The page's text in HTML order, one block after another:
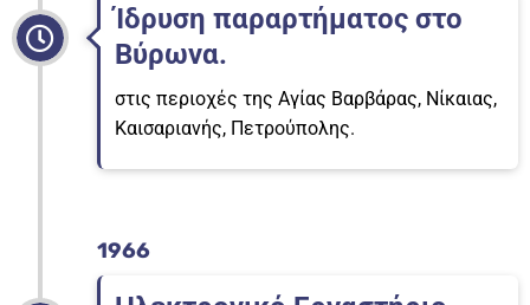
Ίδρυση παραρτήματος στο
Βύρωνα.
στις περιοχές της Αγίας Βαρβάρας, Νίκαιας,
Καισαριανής, Πετρούπολης.
1966